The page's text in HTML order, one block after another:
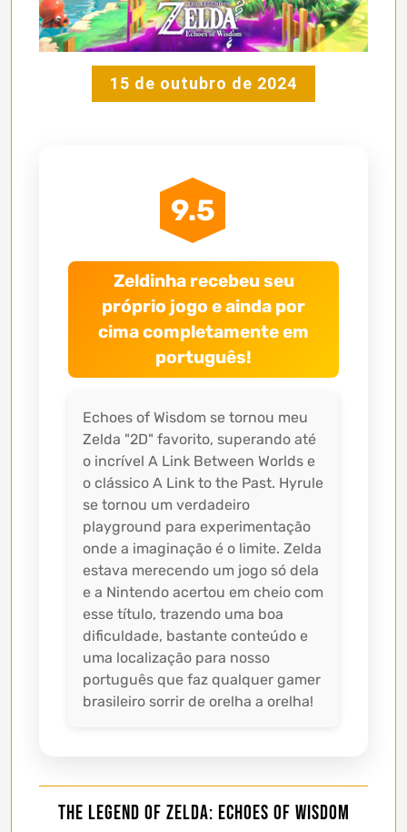
15 de outubro de 2024
9.5
Zeldinha recebeu seu
próprio jogo e ainda por
cima completamente em
português!
Echoes of Wisdom se tornou meu
Zelda "2D" favorito, superando até
o incrível A Link Between Worlds e
o clássico A Link to the Past. Hyrule
se tornou um verdadeiro
playground para experimentação
onde a imaginação é o limite. Zelda
estava merecendo um jogo só dela
e a Nintendo acertou em cheio com
esse título, trazendo uma boa
dificuldade, bastante conteúdo e
uma localização para nosso
português que faz qualquer gamer
brasileiro sorrir de orelha a orelha!
The Legend of Zelda: Echoes of Wisdom